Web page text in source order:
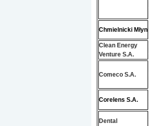
Chmielnicki Młyn
Clean Energy
Venture S.A.
Comeco S.A.
Corelens S.A.
Dental